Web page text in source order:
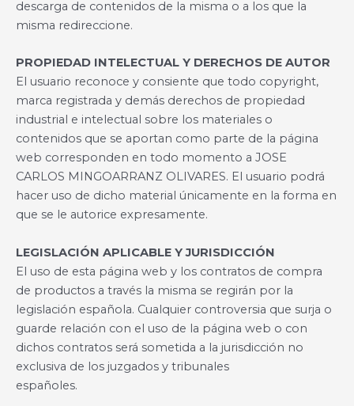
descarga de contenidos de la misma o a los que la
misma redireccione.
PROPIEDAD INTELECTUAL Y DERECHOS DE AUTOR
El usuario reconoce y consiente que todo copyright,
marca registrada y demás derechos de propiedad
industrial e intelectual sobre los materiales o
contenidos que se aportan como parte de la página
web corresponden en todo momento a JOSE
CARLOS MINGOARRANZ OLIVARES. El usuario podrá
hacer uso de dicho material únicamente en la forma en
que se le autorice expresamente.
LEGISLACIÓN APLICABLE Y JURISDICCIÓN
El uso de esta página web y los contratos de compra
de productos a través la misma se regirán por la
legislación española. Cualquier controversia que surja o
guarde relación con el uso de la página web o con
dichos contratos será sometida a la jurisdicción no
exclusiva de los juzgados y tribunales
españoles.